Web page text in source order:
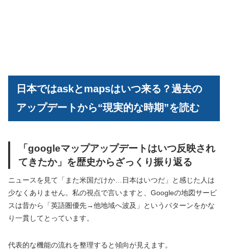
日本ではaskとmapsはいつ来る？過去の
アップデートから“現実的な時期”を読む
「googleマップアップデートはいつ反映され
てきたか」を歴史からざっくり振り返る
ニュースを見て「また米国だけか…日本はいつだ」と感じた人は
少なくありません。私の視点で言いますと、Googleの地図サービ
スは昔から「英語圏優先→他地域へ波及」というパターンをかな
り一貫してとっています。
代表的な機能の流れを整理すると傾向が見えます。